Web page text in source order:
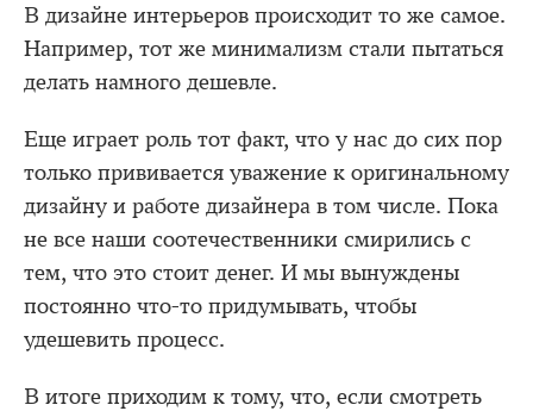
В дизайне интерьеров происходит то же самое.
Например, тот же минимализм стали пытаться
делать намного дешевле.
Еще играет роль тот факт, что у нас до сих пор
только прививается уважение к оригинальному
дизайну и работе дизайнера в том числе. Пока
не все наши соотечественники смирились с
тем, что это стоит денег. И мы вынуждены
постоянно что-то придумывать, чтобы
удешевить процесс.
В итоге приходим к тому, что, если смотреть